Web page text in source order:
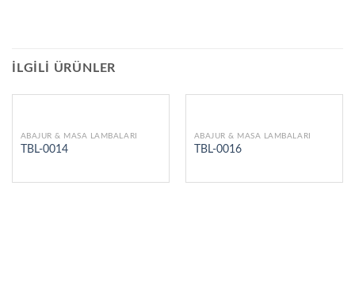
İLGILI ÜRÜNLER
ABAJUR & MASA LAMBALARI
TBL-0014
ABAJUR & MASA LAMBALARI
TBL-0016